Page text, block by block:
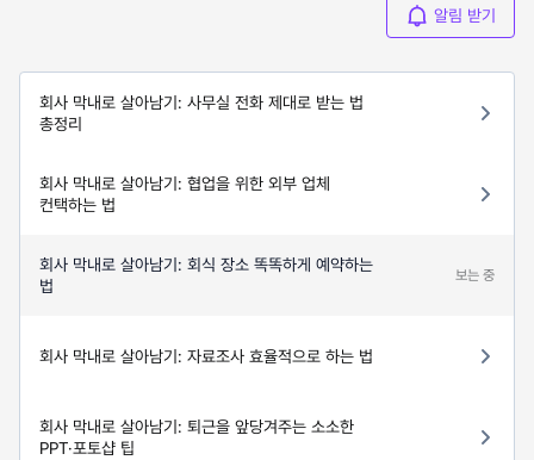
알림 받기
회사 막내로 살아남기: 사무실 전화 제대로 받는 법
총정리
회사 막내로 살아남기: 협업을 위한 외부 업체
컨택하는 법
회사 막내로 살아남기: 회식 장소 똑똑하게 예약하는
법
보는 중
회사 막내로 살아남기: 자료조사 효율적으로 하는 법
회사 막내로 살아남기: 퇴근을 앞당겨주는 소소한
PPT·포토샵 팁